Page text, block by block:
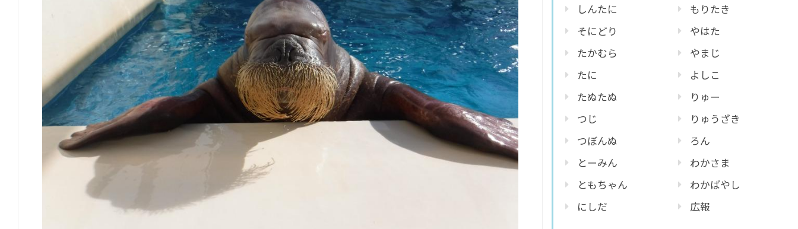
しんたに
そにどり
たかむら
たに
たぬたぬ
つじ
つぼんぬ
とーみん
ともちゃん
にしだ
もりたき
やはた
やまじ
よしこ
りゅー
りゅうざき
ろん
わかさま
わかばやし
広報